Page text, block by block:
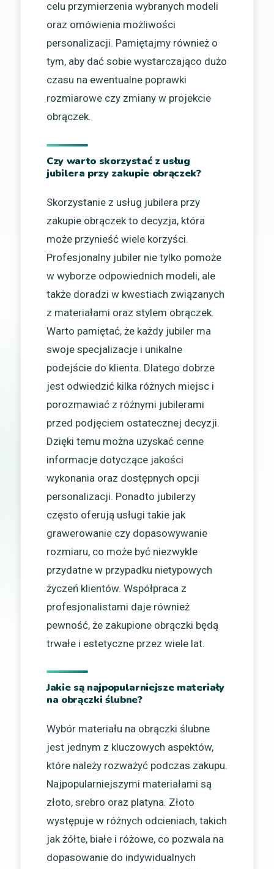
celu przymierzenia wybranych modeli
oraz omówienia możliwości
personalizacji. Pamiętajmy również o
tym, aby dać sobie wystarczająco dużo
czasu na ewentualne poprawki
rozmiarowe czy zmiany w projekcie
obrączek.
Czy warto skorzystać z usług
jubilera przy zakupie obrączek?
Skorzystanie z usług jubilera przy
zakupie obrączek to decyzja, która
może przynieść wiele korzyści.
Profesjonalny jubiler nie tylko pomoże
w wyborze odpowiednich modeli, ale
także doradzi w kwestiach związanych
z materiałami oraz stylem obrączek.
Warto pamiętać, że każdy jubiler ma
swoje specjalizacje i unikalne
podejście do klienta. Dlatego dobrze
jest odwiedzić kilka różnych miejsc i
porozmawiać z różnymi jubilerami
przed podjęciem ostatecznej decyzji.
Dzięki temu można uzyskać cenne
informacje dotyczące jakości
wykonania oraz dostępnych opcji
personalizacji. Ponadto jubilerzy
często oferują usługi takie jak
grawerowanie czy dopasowywanie
rozmiaru, co może być niezwykle
przydatne w przypadku nietypowych
życzeń klientów. Współpraca z
profesjonalistami daje również
pewność, że zakupione obrączki będą
trwałe i estetyczne przez wiele lat.
Jakie są najpopularniejsze materiały
na obrączki ślubne?
Wybór materiału na obrączki ślubne
jest jednym z kluczowych aspektów,
które należy rozważyć podczas zakupu.
Najpopularniejszymi materiałami są
złoto, srebro oraz platyna. Złoto
występuje w różnych odcieniach, takich
jak żółte, białe i różowe, co pozwala na
dopasowanie do indywidualnych